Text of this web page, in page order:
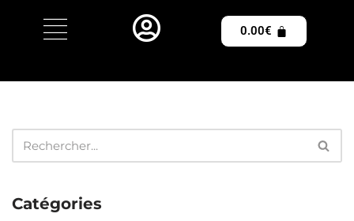
0.00€
Catégories